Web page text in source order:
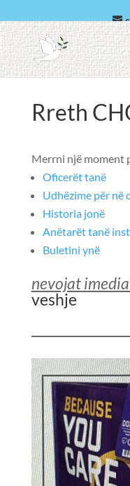
arab
Rreth
Merrni një moment
Oficerët tanë
Udhëzime për në
Historia jonë
Anëtarët tanë
Buletini ynë
nevojat
veshje